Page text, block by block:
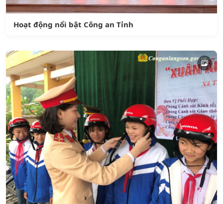
Hoạt động nổi bật Công an Tỉnh